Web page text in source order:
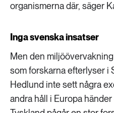
organismerna där, säger
Inga svenska insatser
Men den
som forskarna efterlyser i
Hedlund inte sett några
andra håll i Europa